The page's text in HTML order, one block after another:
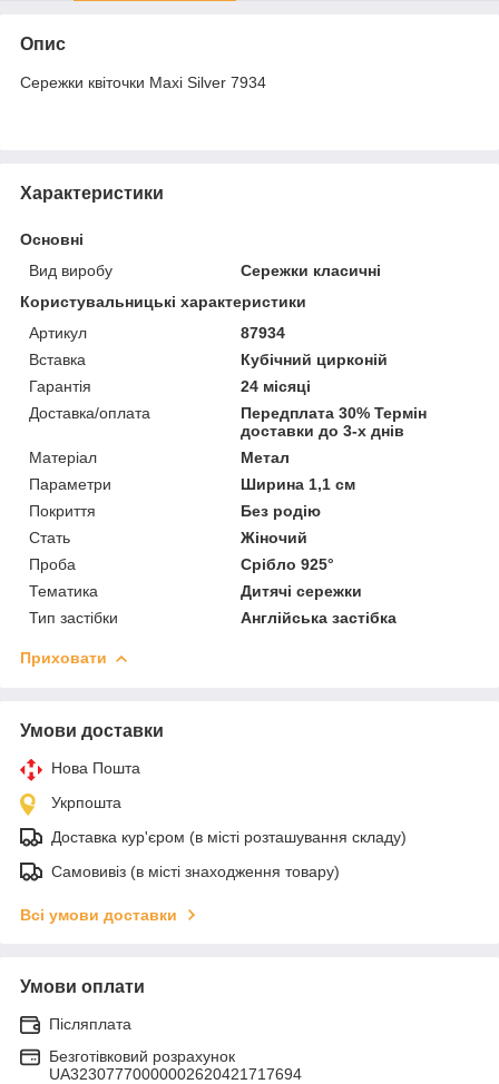
Опис
Сережки квіточки Maxi Silver 7934
Характеристики
Основні
Вид виробу
Сережки класичні
Користувальницькі характеристики
Артикул
87934
Вставка
Кубічний цирконій
Гарантія
24 місяці
Доставка/оплата
Передплата 30% Термін
доставки до 3-х днів
Матеріал
Метал
Параметри
Ширина 1,1 см
Покриття
Без родію
Стать
Жіночий
Проба
Срібло 925°
Тематика
Дитячі сережки
Тип застібки
Англійська застібка
Приховати
Умови доставки
Нова Пошта
Укрпошта
Доставка кур'єром (в місті розташування складу)
Самовивіз (в місті знаходження товару)
Всі умови доставки
Умови оплати
Післяплата
Безготівковий розрахунок
UA32307770000002620421717694